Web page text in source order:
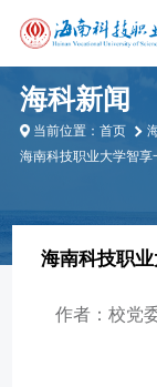
海科新闻
当前位置：首页
海南科技职业大学智
海南科技职
作者：校党